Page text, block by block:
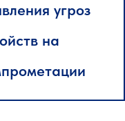
угроз
на